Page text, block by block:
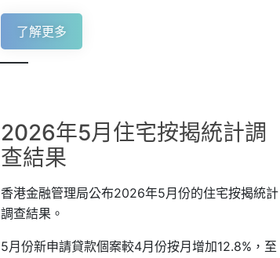
了解更多
2026年5月住宅按揭統計調
查結果
香港金融管理局公布2026年5月份的住宅按揭統計
調查結果。
5月份新申請貸款個案較4月份按月增加12.8%，至